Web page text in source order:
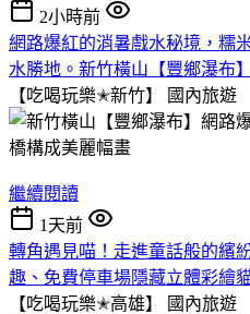
2小時前
網路爆紅的消暑戲水秘境，糯
水勝地。新竹橫山【豐鄉瀑布】
【吃喝玩樂✭新竹】
國內旅遊
繼續閱讀
1天前
轉角遇見喵！走進童話般的繽
趣、免費停車場隱藏立體彩繪
【吃喝玩樂✭高雄】
國內旅遊